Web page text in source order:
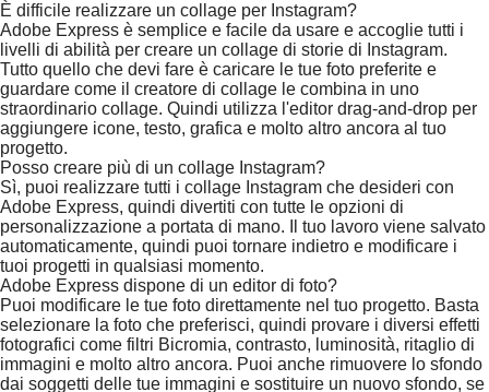
È difficile realizzare un collage per Instagram?
Adobe Express è semplice e facile da usare e accoglie tutti i
livelli di abilità per creare un collage di storie di Instagram.
Tutto quello che devi fare è caricare le tue foto preferite e
guardare come il creatore di collage le combina in uno
straordinario collage. Quindi utilizza l'editor drag-and-drop per
aggiungere icone, testo, grafica e molto altro ancora al tuo
progetto.
Posso creare più di un collage Instagram?
Sì, puoi realizzare tutti i collage Instagram che desideri con
Adobe Express, quindi divertiti con tutte le opzioni di
personalizzazione a portata di mano. Il tuo lavoro viene salvato
automaticamente, quindi puoi tornare indietro e modificare i
tuoi progetti in qualsiasi momento.
Adobe Express dispone di un editor di foto?
Puoi modificare le tue foto direttamente nel tuo progetto. Basta
selezionare la foto che preferisci, quindi provare i diversi effetti
fotografici come filtri Bicromia, contrasto, luminosità, ritaglio di
immagini e molto altro ancora. Puoi anche rimuovere lo sfondo
dai soggetti delle tue immagini e sostituire un nuovo sfondo, se